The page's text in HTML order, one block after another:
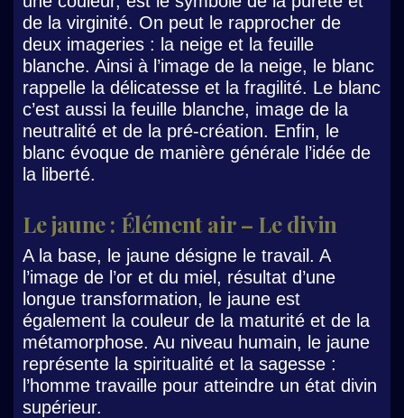
de la virginité. On peut le rapprocher de
deux imageries : la neige et la feuille
blanche. Ainsi à l’image de la neige, le blanc
rappelle la délicatesse et la fragilité. Le blanc
c’est aussi la feuille blanche, image de la
neutralité et de la pré-création. Enfin, le
blanc évoque de manière générale l’idée de
la liberté.
Le jaune : Élément air – Le divin
A la base, le jaune désigne le travail. A
l’image de l’or et du miel, résultat d’une
longue transformation, le jaune est
également la couleur de la maturité et de la
métamorphose. Au niveau humain, le jaune
représente la spiritualité et la sagesse :
l’homme travaille pour atteindre un état divin
supérieur.